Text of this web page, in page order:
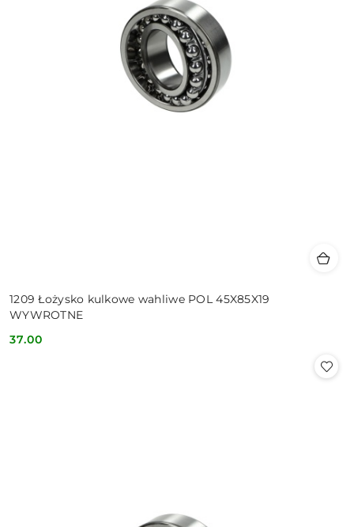
1209 Łożysko kulkowe wahliwe POL 45X85X19
WYWROTNE
Cena:
37.00